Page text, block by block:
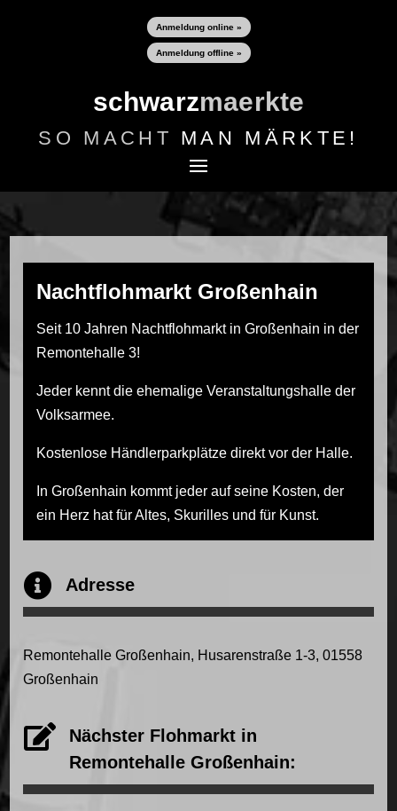
Anmeldung online »
Anmeldung offline »
schwarzmaerkte
SO MACHT MAN MÄRKTE!
Nachtflohmarkt Großenhain
Seit 10 Jahren Nachtflohmarkt in Großenhain in der
Remontehalle 3!
Jeder kennt die ehemalige Veranstaltungshalle der
Volksarmee.
Kostenlose Händlerparkplätze direkt vor der Halle.
In Großenhain kommt jeder auf seine Kosten, der
ein Herz hat für Altes, Skurilles und für Kunst.
 Adresse
Remontehalle Großenhain, Husarenstraße 1-3, 01558
Großenhain

Nächster Flohmarkt in
Remontehalle Großenhain: